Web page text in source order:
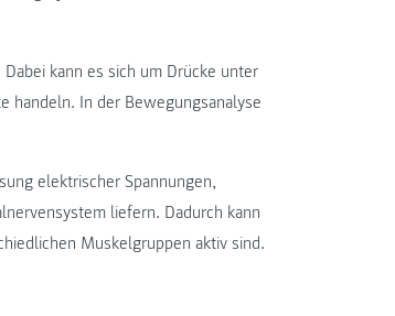
kann es sich um Drücke unter
handeln. In der Bewegungsanalyse
elektrischer Spannungen,
liefern. Dadurch kann
Muskelgruppen aktiv sind.